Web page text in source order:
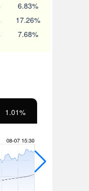
6.83%
17.26%
7.68%
1.01%